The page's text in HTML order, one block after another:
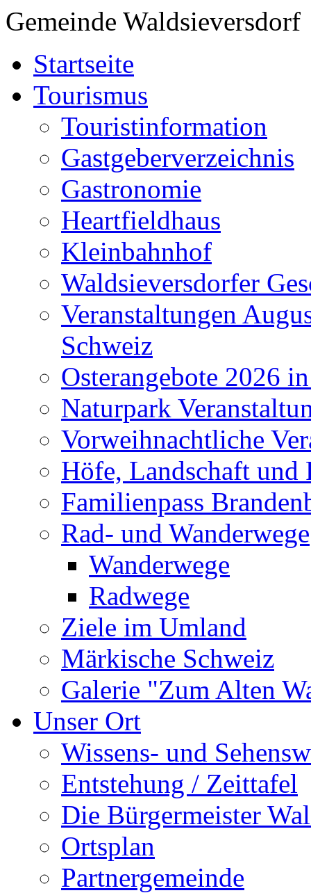
Gemeinde Waldsieversdorf
Startseite
Tourismus
Touristinformation
Gastgeberverzeichnis
Gastronomie
Heartfieldhaus
Kleinbahnhof
Waldsieversdorfer
Veranstaltungen
Schweiz
Osterangebote 2026
Naturpark
Vorweihnachtliche
Höfe, Landschaft und
Familienpass
Rad- und Wanderwege
Wanderwege
Radwege
Ziele im Umland
Märkische Schweiz
Galerie "Zum Alten
Unser Ort
Wissens- und
Entstehung / Zeittafel
Die Bürgermeister
Ortsplan
Partnergemeinde